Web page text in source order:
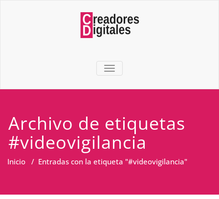
TOGGLE NAVIGATION
Archivo de etiquetas
#videovigilancia
Inicio / Entradas con la etiqueta "#videovigilancia"